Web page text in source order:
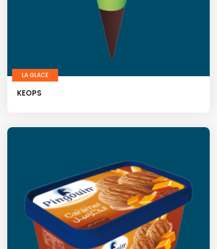
LA GLACE
KEOPS